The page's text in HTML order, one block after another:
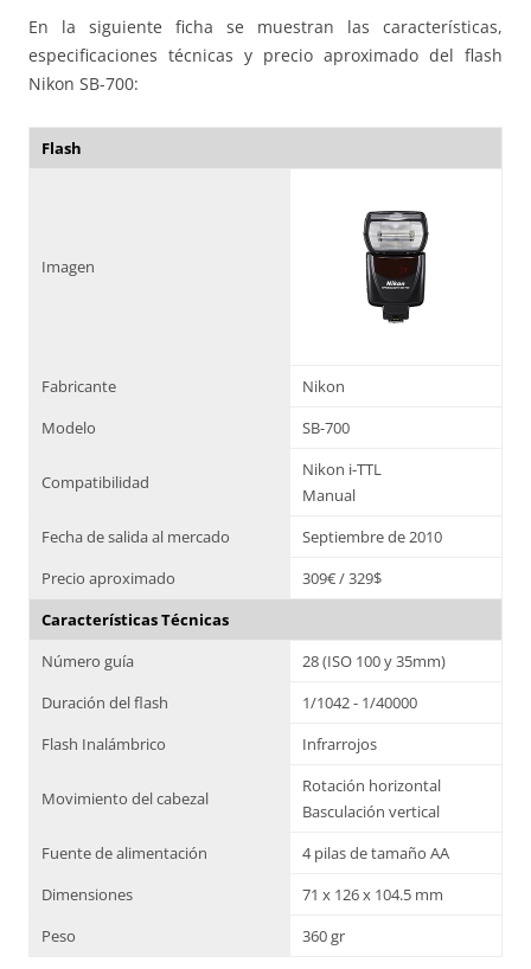
En la siguiente ficha se muestran las características,
especificaciones técnicas y precio aproximado del flash
Nikon SB-700:
Flash
Imagen
Fabricante
Nikon
Modelo
SB-700
Compatibilidad
Nikon i-TTL
Manual
Fecha de salida al mercado
Septiembre de 2010
Precio aproximado
309€ / 329$
Características Técnicas
Número guía
28 (ISO 100 y 35mm)
Duración del flash
1/1042 - 1/40000
Flash Inalámbrico
Infrarrojos
Movimiento del cabezal
Rotación horizontal
Basculación vertical
Fuente de alimentación
4 pilas de tamaño AA
Dimensiones
71 x 126 x 104.5 mm
Peso
360 gr